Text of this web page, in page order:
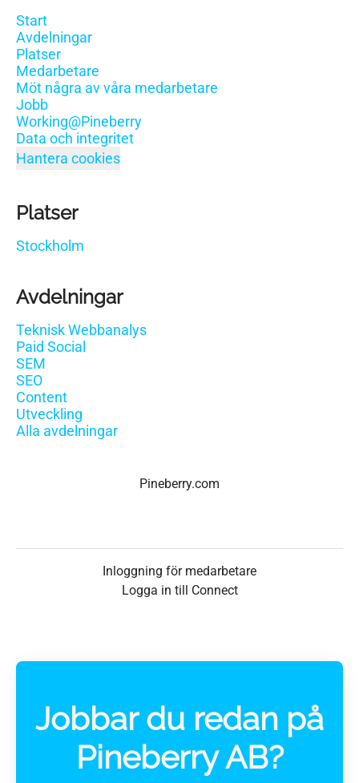
Start
Avdelningar
Platser
Medarbetare
Möt några av våra medarbetare
Jobb
Working@Pineberry
Data och integritet
Hantera cookies
Platser
Stockholm
Avdelningar
Teknisk Webbanalys
Paid Social
SEM
SEO
Content
Utveckling
Alla avdelningar
Pineberry.com
Inloggning för medarbetare
Logga in till Connect
Jobbar du redan på
Pineberry AB?